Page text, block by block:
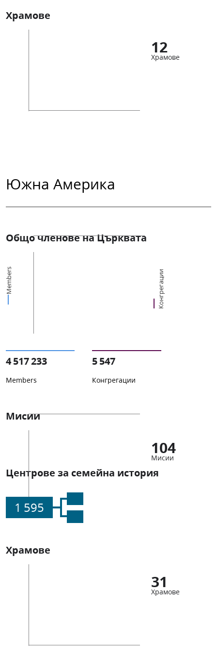
Храмове
12
Храмове
Южна Америка
Общо членове на Църквата
Members Конгрегации
4 517 233
Members
5 547
Конгрегации
Мисии
104
Мисии
Центрове за семейна история
1 595
Храмове
31
Храмове